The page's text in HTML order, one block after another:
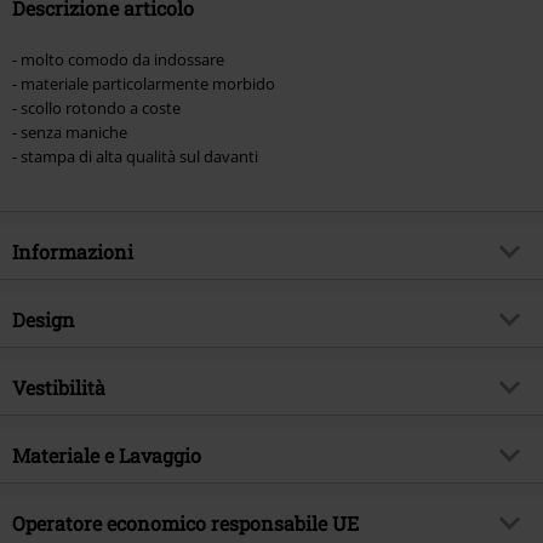
Descrizione articolo
- molto comodo da indossare
- materiale particolarmente morbido
- scollo rotondo a coste
- senza maniche
- stampa di alta qualità sul davanti
Informazioni
Codice articolo
Genere Musicale
Licenza
Data di pubblicazione
25/04/2025
Design
Tipologia prodotto
Scollo
Forma maniche
Maniche standard
Vestibilità
Vestibilità/Top
Materiale e Lavaggio
Materiale esterno
100% cotone
Operatore economico responsabile UE